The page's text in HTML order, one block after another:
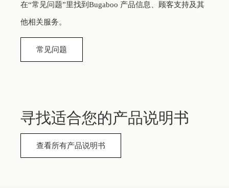
在“常见问题”里找到Bugaboo 产品信息、顾客支持及其
他相关服务。
常见问题
寻找适合您的产品说明书
查看所有产品说明书